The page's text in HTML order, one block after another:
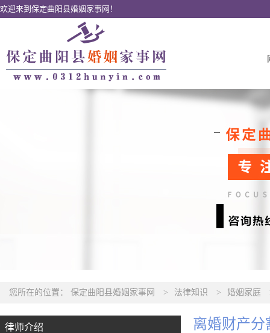
欢迎来到保定曲阳县婚姻家事网！
您所在的位置： 保定曲阳县婚姻家事网 > 法律知识 > 婚姻家庭
律师介绍 离婚财产分